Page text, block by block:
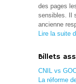
des pages
sensibles. Il
ancienne
Lire la suite
Billets
CNIL vs
La réforme